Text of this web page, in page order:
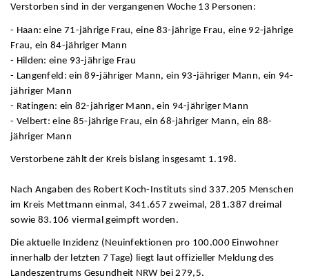
Verstorben sind in der vergangenen Woche 13 Personen:
- Haan: eine 71-jährige Frau, eine 83-jährige Frau, eine 92-jährige
Frau, ein 84-jähriger Mann
- Hilden: eine 93-jährige Frau
- Langenfeld: ein 89-jähriger Mann, ein 93-jähriger Mann, ein 94-
jähriger Mann
- Ratingen: ein 82-jähriger Mann, ein 94-jähriger Mann
- Velbert: eine 85-jährige Frau, ein 68-jähriger Mann, ein 88-
jähriger Mann
Verstorbene zählt der Kreis bislang insgesamt 1.198.
Nach Angaben des Robert Koch-Instituts sind 337.205 Menschen
im Kreis Mettmann einmal, 341.657 zweimal, 281.387 dreimal
sowie 83.106 viermal geimpft worden.
Die aktuelle Inzidenz (Neuinfektionen pro 100.000 Einwohner
innerhalb der letzten 7 Tage) liegt laut offizieller Meldung des
Landeszentrums Gesundheit NRW bei 279,5.